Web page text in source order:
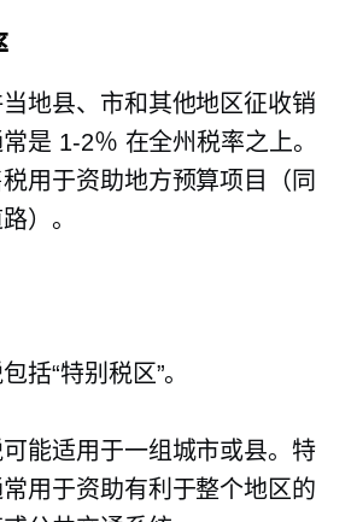
地县、市和其他地区征收销
是 1-2％ 在全州税率之上。
用于资助地方预算项目（同
）。
括“特别税区”。
能适用于一组城市或县。特
用于资助有利于整个地区的